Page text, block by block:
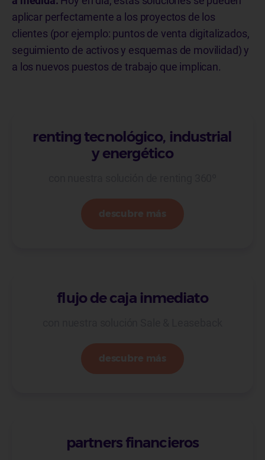
aplicar perfectamente a los proyectos de los
clientes (por ejemplo: puntos de venta digitalizados,
seguimiento de activos y esquemas de movilidad) y
a los nuevos puestos de trabajo que implican.
renting tecnológico, industrial
y energético
descubre más
flujo de caja inmediato
descubre más
partners financieros